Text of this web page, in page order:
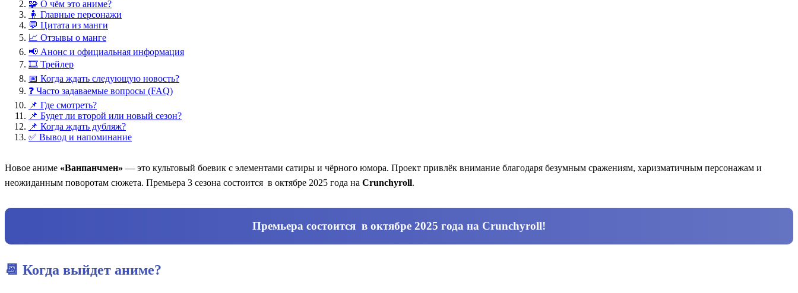
🧩 О чём это аниме?
🧍 Главные персонажи
💬 Цитата из манги
📈 Отзывы о манге
📢 Анонс и официальная информация
🎞️ Трейлер
📅 Когда ждать следующую новость?
❓ Часто задаваемые вопросы (FAQ)
📌 Где смотреть?
📌 Будет ли второй или новый сезон?
📌 Когда ждать дубляж?
✅ Вывод и напоминание
Новое аниме «Ванпанчмен» — это культовый боевик с элементами сатиры и чёрного юмора. Проект привлёк внимание благодаря безумным сражениям, харизматичным персонажам и
неожиданным поворотам сюжета. Премьера 3 сезона состоится в октябре 2025 года на Crunchyroll.
Премьера состоится в октябре 2025 года на Crunchyroll!
📆 Когда выйдет аниме?